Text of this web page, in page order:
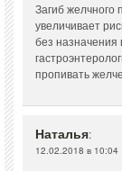
Загиб желчного
увеличивает
без
пропивать
Наталья:
12.02.2018 в 10:04